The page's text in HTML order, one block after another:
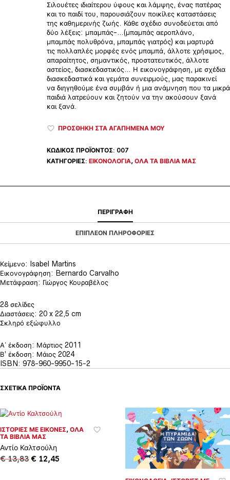
Σιλουέτες ιδιαίτερου ύφους και λάμψης, ένας πατέρας
και το παιδί του, παρουσιάζουν ποικίλες καταστάσεις
της καθημερινής ζωής. Κάθε σχέδιο συνοδεύεται από
δύο λέξεις: μπαμπάς-…(μπαμπάς αεροπλάνο,
μπαμπάς πολυθρόνα, μπαμπάς γιατρός) και μαρτυρά
τις πολλαπλές μορφές ενός μπαμπά, άλλοτε χρήσιμος,
απαραίτητος, σημαντικός, προστατευτικός, άλλοτε
αστείος, διασκεδαστικός… Η εικονογράφηση, με σχέδια
διασκεδαστικά και γεμάτα συνειρμούς, μας παρακινεί
να διηγηθούμε ένα συμβάν ή μια ανάμνηση που τα μικρά
παιδιά λατρεύουν και ζητούν να την ακούσουν ξανά
και ξανά.
ΠΡΟΣΘΉΚΗ ΣΤΑ ΑΓΑΠΗΜΈΝΑ ΜΟΥ
ΚΩΔΙΚΌΣ ΠΡΟΪΌΝΤΟΣ: 007
ΚΑΤΗΓΟΡΊΕΣ: ΕΙΚΟΝΟΛΌΓΙΑ,ΌΛΑ ΤΑ ΒΙΒΛΊΑ ΜΑΣ
ΠΕΡΙΓΡΑΦΉ
ΕΠΙΠΛΈΟΝ ΠΛΗΡΟΦΟΡΊΕΣ
Κείμενο: Isabel Martins
Εικονογράφηση: Bernardo Carvalho
Μετάφραση: Γιώργος Κουραβέλος
28 σελίδες
Διαστάσεις: 20 x 22,5 cm
Σκληρό εξώφυλλο
Α΄ έκδοση: Μάρτιος 2011
Β’ έκδοση: Μάιος 2024
ISBN: 978-960-9950-15-2
ΣΧΕΤΙΚΆ ΠΡΟΪΌΝΤΑ
ΙΣΤΟΡΊΕΣ ΜΕ ΕΙΚΌΝΕΣ,ΌΛΑ
ΤΑ ΒΙΒΛΊΑ ΜΑΣ
Αντίο Καλτσούλη
€13,83 Original
€ 12,45